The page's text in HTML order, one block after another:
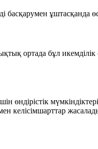
ұштасқанда
ортада бұл
өндірістік
келісімшарттар